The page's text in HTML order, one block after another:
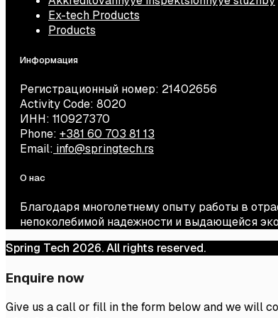
Ex-tech Products
Products
Информация
Регистрационный номер: 21402656
Activity Code: 8020
ИНН: 110927370
Phone: +381 60 703 81 13
Email: info@springtech.rs
О нас
Благодаря многолетнему опыту работы в
непоколебимой надежности и выдающейся
Spring Tech 2026. All rights reserved.
Enquire now
Give us a call or fill in the form below and we will